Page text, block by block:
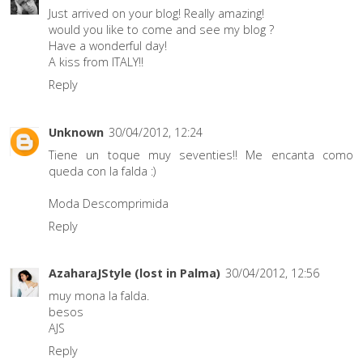
Just arrived on your blog! Really amazing!
would you like to come and see my blog ?
Have a wonderful day!
A kiss from ITALY!!
Reply
Unknown 30/04/2012, 12:24
Tiene un toque muy seventies!! Me encanta como
queda con la falda :)
Moda Descomprimida
Reply
AzaharaJStyle (lost in Palma) 30/04/2012, 12:56
muy mona la falda.
besos
AJS
Reply